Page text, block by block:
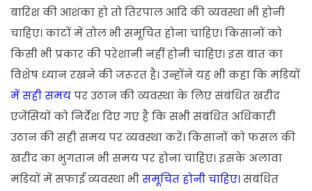
बारिश की आशंका हो तो तिरपाल आदि की व्यवस्था भी होनी
चाहिए। कांटों में तोल भी समूचित होना चाहिए। किसानों को
किसी भी प्रकार की परेशानी नहीं होनी चाहिए। इस बात का
विशेष ध्यान रखने की जरूरत है। उन्होंने यह भी कहा कि मंडियों
में सही समयपर उठान की व्यवस्था के लिए संबंधित खरीद
एजेंसियों को निर्देश दिए गए है कि सभी संबंधित अधिकारी
उठान की सही समय पर व्यवस्था करें। किसानों को फसल की
खरीद का भुगतान भी समय पर होना चाहिए। इसके अलावा
मंडियों में सफाई व्यवस्था भीसमूचित होनी चाहिए।संबंधित